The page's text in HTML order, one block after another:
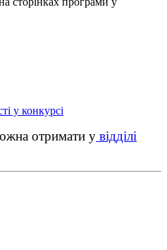
у конкурсі
отримати у відділі